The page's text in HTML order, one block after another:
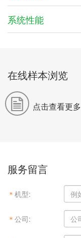
系统性能
在线样本浏览
点击查看更多
服务留言
＊ 机型:
＊ 公司: